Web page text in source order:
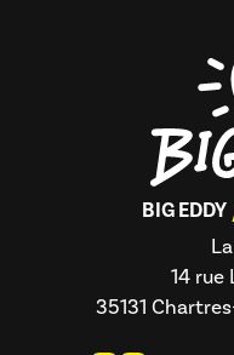
BIG EDDY
14
35131